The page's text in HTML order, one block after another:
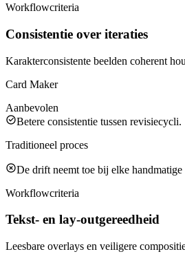
Workflowcriteria
Consistentie over iteraties
Karakterconsistente beelden coherent
Card Maker
Aanbevolen
Betere consistentie tussen revisiecycli.
Traditioneel proces
De drift neemt toe bij elke
Workflowcriteria
Tekst- en lay-outgereedheid
Leesbare overlays en veiligere